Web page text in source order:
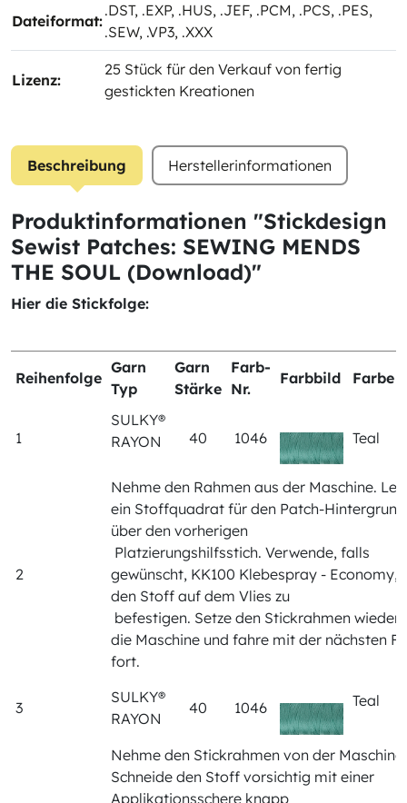
Dateiformat:
.DST, .EXP, .HUS, .JEF, .PCM, .PCS, .PES,
.SEW, .VP3, .XXX
Lizenz:
25 Stück für den Verkauf von fertig
gestickten Kreationen
Beschreibung Herstellerinformationen
Produktinformationen "Stickdesign
Sewist Patches: SEWING MENDS
THE SOUL (Download)"
Hier die Stickfolge:
Reihenfolge
Garn
Typ
Garn
Stärke
Farb-
Nr.
Farbbild Farbe
1
SULKY®
RAYON
40 1046 Teal
2
Nehme den Rahmen aus der Maschine.
ein Stoffquadrat für den Patch-Hintergrund
über den vorherigen
Platzierungshilfsstich. Verwende, falls
gewünscht, KK100 Klebespray - Economy,
den Stoff auf dem Vlies zu
befestigen. Setze den Stickrahmen wieder
die Maschine und fahre mit der nächsten
fort.
3
SULKY®
RAYON
40 1046 Teal
Nehme den Stickrahmen von der Maschine
Schneide den Stoff vorsichtig mit einer
Applikationsschere knapp